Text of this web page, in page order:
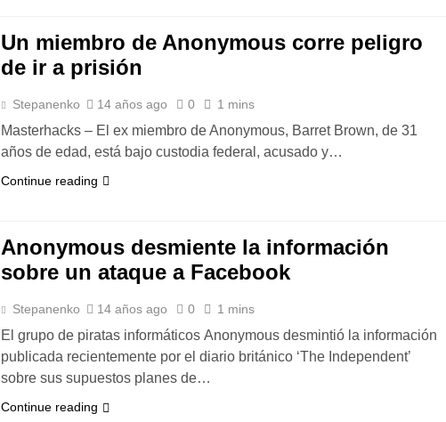
Un miembro de Anonymous corre peligro
de ir a prisión
Stepanenko 14 años ago 0 1 mins
Masterhacks – El ex miembro de Anonymous, Barret Brown, de 31
años de edad, está bajo custodia federal, acusado y…
Continue reading
Anonymous desmiente la información
sobre un ataque a Facebook
Stepanenko 14 años ago 0 1 mins
El grupo de piratas informáticos Anonymous desmintió la información
publicada recientemente por el diario británico ‘The Independent’
sobre sus supuestos planes de…
Continue reading